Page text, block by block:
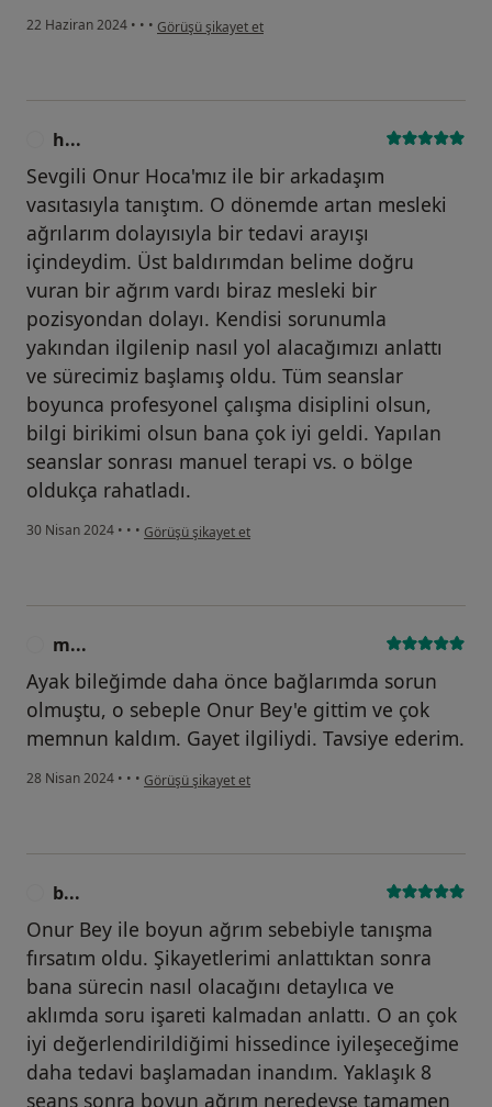
22 Haziran 2024 • • • kullanıcının görüşüne göre m...
Görüşü şikayet et
h...
Sevgili Onur Hoca'mız ile bir arkadaşım
vasıtasıyla tanıştım. O dönemde artan mesleki
ağrılarım dolayısıyla bir tedavi arayışı
içindeydim. Üst baldırımdan belime doğru
vuran bir ağrım vardı biraz mesleki bir
pozisyondan dolayı. Kendisi sorunumla
yakından ilgilenip nasıl yol alacağımızı anlattı
ve sürecimiz başlamış oldu. Tüm seanslar
boyunca profesyonel çalışma disiplini olsun,
bilgi birikimi olsun bana çok iyi geldi. Yapılan
seanslar sonrası manuel terapi vs. o bölge
oldukça rahatladı.
30 Nisan 2024 • • • kullanıcının görüşüne göre h...
Görüşü şikayet et
m...
Ayak bileğimde daha önce bağlarımda sorun
olmuştu, o sebeple Onur Bey'e gittim ve çok
memnun kaldım. Gayet ilgiliydi. Tavsiye ederim.
28 Nisan 2024 • • • kullanıcının görüşüne göre m...
Görüşü şikayet et
b...
Onur Bey ile boyun ağrım sebebiyle tanışma
fırsatım oldu. Şikayetlerimi anlattıktan sonra
bana sürecin nasıl olacağını detaylıca ve
aklımda soru işareti kalmadan anlattı. O an çok
iyi değerlendirildiğimi hissedince iyileşeceğime
daha tedavi başlamadan inandım. Yaklaşık 8
seans sonra boyun ağrım neredeyse tamamen